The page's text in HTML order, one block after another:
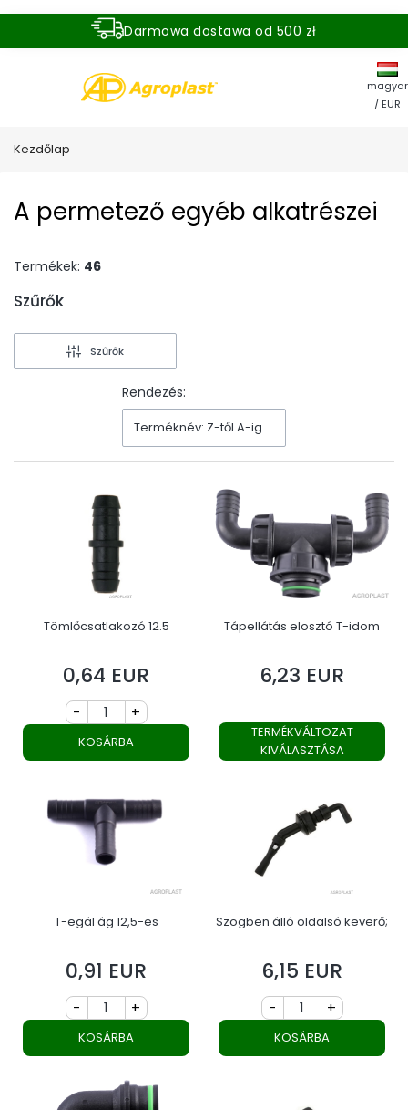
Darmowa dostawa od 500 zł
magyar
/ EUR
Kezdőlap
A permetező egyéb alkatrészei
Termékek: 46
Szűrők
End of filters
Szűrők
Rendezés:
Terméknév: Z-től A-ig
Tömlőcsatlakozó 12.5
Ár
0,64 EUR
- +
KOSÁRBA
Tápellátás elosztó T-idom
Ár
6,23 EUR
TERMÉKVÁLTOZAT
KIVÁLASZTÁSA
T-egál ág 12,5-es
Ár
0,91 EUR
- +
KOSÁRBA
Szögben álló oldalsó keverő;
Ár
6,15 EUR
- +
KOSÁRBA